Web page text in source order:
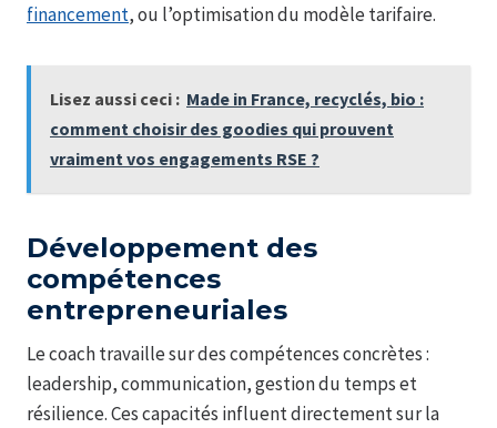
financement, ou l’optimisation du modèle tarifaire.
Lisez aussi ceci : Made in France, recyclés, bio :
comment choisir des goodies qui prouvent
vraiment vos engagements RSE ?
Développement des
compétences
entrepreneuriales
Le coach travaille sur des compétences concrètes :
leadership, communication, gestion du temps et
résilience. Ces capacités influent directement sur la